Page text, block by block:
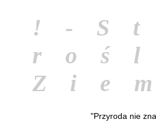
!-
"Przyroda nie